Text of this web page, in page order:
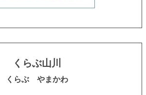
くらぶ山川
くらぶ やまかわ